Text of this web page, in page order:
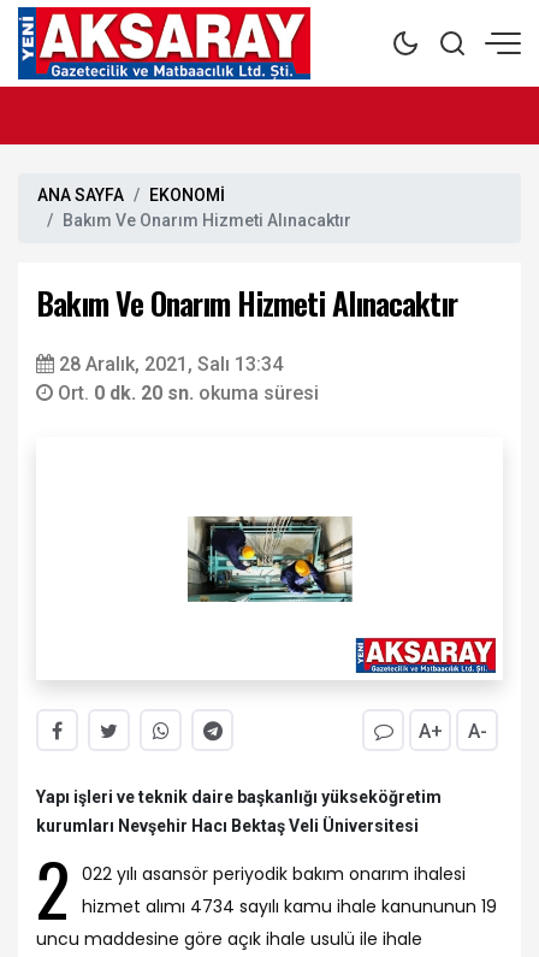
ANA SAYFA
EKONOMİ
Bakım Ve Onarım Hizmeti Alınacaktır
Bakım Ve Onarım Hizmeti Alınacaktır
28 Aralık, 2021, Salı 13:34
Ort. 0 dk. 20 sn. okuma süresi
A+ A-
Yapı işleri ve teknik daire başkanlığı yükseköğretim
kurumları Nevşehir Hacı Bektaş Veli Üniversitesi
2 022 yılı asansör periyodik bakım onarım ihalesi
hizmet alımı 4734 sayılı kamu ihale kanununun 19
uncu maddesine göre açık ihale usulü ile ihale